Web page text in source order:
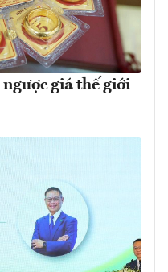
giá thế giới